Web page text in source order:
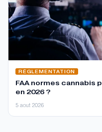
RÉGLEMENTATION
FAA normes cannabis
en 2026 ?
5 aout 2026